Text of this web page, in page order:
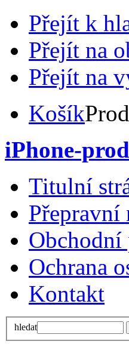
Přejít k
Přejít na
Přejít na
Košík
iPhone-
Titulní
Přepravní
Ochrana
Kontakt
hledat